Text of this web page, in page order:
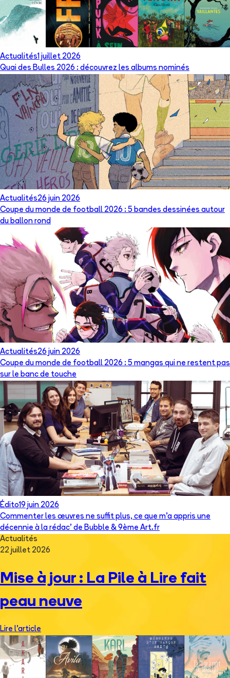
Actualités1 juillet 2026
Quai des Bulles 2026 : découvrez les albums nominés
Actualités26 juin 2026
Coupe du monde de football 2026 : 5 bandes dessinées autour
du ballon rond
Actualités26 juin 2026
Coupe du monde de football 2026 : 5 mangas qui ne restent pas
sur le banc de touche
Édito19 juin 2026
Commenter les œuvres ne suffit plus, ce que m’a appris une
décennie à la rédac’ de Bubble & 9ème Art.fr
Actualités
22 juillet 2026
Mise à jour : La Pile à Lire fait
peau neuve
Lire l'article